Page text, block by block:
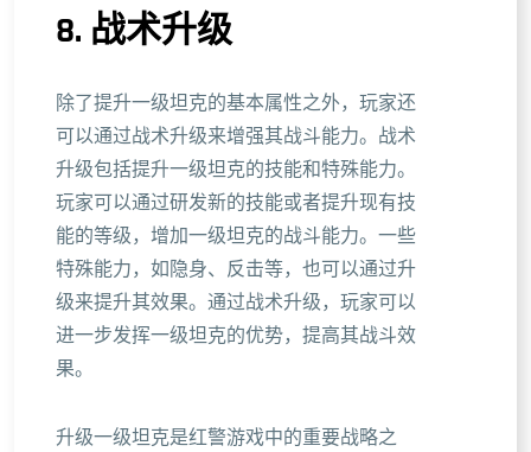
8. 战术升级
除了提升一级坦克的基本属性之外，玩家还
可以通过战术升级来增强其战斗能力。战术
升级包括提升一级坦克的技能和特殊能力。
玩家可以通过研发新的技能或者提升现有技
能的等级，增加一级坦克的战斗能力。一些
特殊能力，如隐身、反击等，也可以通过升
级来提升其效果。通过战术升级，玩家可以
进一步发挥一级坦克的优势，提高其战斗效
果。
升级一级坦克是红警游戏中的重要战略之